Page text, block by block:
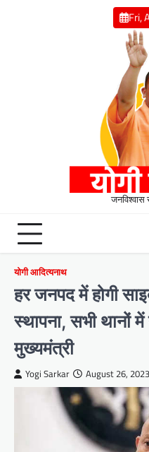
Fri,
योगी आदित्यनाथ
हर जनपद में होगी
स्थापना, सभी थानों
मुख्यमंत्री
Yogi Sarkar August 26, 2023